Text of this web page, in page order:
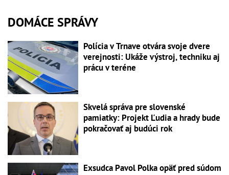
DOMÁCE SPRÁVY
Polícia v Trnave otvára svoje dvere
verejnosti: Ukáže výstroj, techniku aj
prácu v teréne
Skvelá správa pre slovenské
pamiatky: Projekt Ľudia a hrady bude
pokračovať aj budúci rok
Exsudca Pavol Polka opäť pred súdom